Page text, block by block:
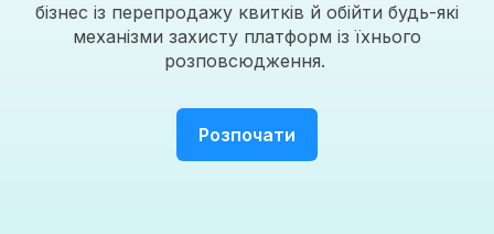
бізнес із перепродажу квитків й обійти будь-які
механізми захисту платформ із їхнього
розповсюдження.
Розпочати